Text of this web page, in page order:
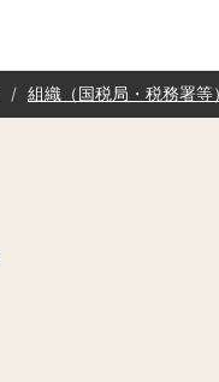
組織（国税局・税務署等）